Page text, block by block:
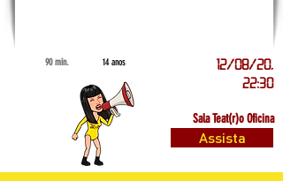
90 min. 14 anos
12/08/20,
22:30
Sala Teat(r)o Oficina
Assista